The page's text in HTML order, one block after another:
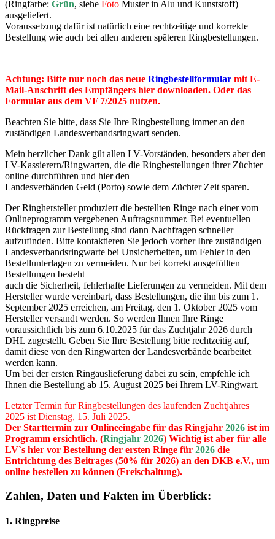
(Ringfarbe: Grün, siehe Foto Muster in Alu und Kunststoff)
ausgeliefert.
Voraussetzung dafür ist natürlich eine rechtzeitige und korrekte
Bestellung wie auch bei allen anderen späteren Ringbestellungen.
Achtung: Bitte nur noch das neue Ringbestellformular mit E-
Mail-Anschrift des Empfängers hier downloaden. Oder das
Formular aus dem VF 7/2025 nutzen.
Beachten Sie bitte, dass Sie Ihre Ringbestellung immer an den
zuständigen Landesverbandsringwart senden.
Mein herzlicher Dank gilt allen LV-Vorständen, besonders aber den
LV-Kassierern/Ringwarten, die die Ringbestellungen ihrer Züchter
online durchführen und hier den
Landesverbänden Geld (Porto) sowie dem Züchter Zeit sparen.
Der Ringhersteller produziert die bestellten Ringe nach einer vom
Onlineprogramm vergebenen Auftragsnummer. Bei eventuellen
Rückfragen zur Bestellung sind dann Nachfragen schneller
aufzufinden. Bitte kontaktieren Sie jedoch vorher Ihre zuständigen
Landesverbandsringwarte bei Unsicherheiten, um Fehler in den
Bestellunterlagen zu vermeiden. Nur bei korrekt ausgefüllten
Bestellungen besteht
auch die Sicherheit, fehlerhafte Lieferungen zu vermeiden. Mit dem
Hersteller wurde vereinbart, dass Bestellungen, die ihn bis zum 1.
September 2025 erreichen, am Freitag, den 1. Oktober 2025 vom
Hersteller versandt werden. So werden Ihnen Ihre Ringe
voraussichtlich bis zum 6.10.2025 für das Zuchtjahr 2026 durch
DHL zugestellt. Geben Sie Ihre Bestellung bitte rechtzeitig auf,
damit diese von den Ringwarten der Landesverbände bearbeitet
werden kann.
Um bei der ersten Ringauslieferung dabei zu sein, empfehle ich
Ihnen die Bestellung ab 15. August 2025 bei Ihrem LV-Ringwart.
Letzter Termin für Ringbestellungen des laufenden Zuchtjahres
2025 ist Dienstag, 15. Juli 2025.
Der Starttermin zur Onlineeingabe für das Ringjahr 2026 ist im
Programm ersichtlich. (Ringjahr 2026) Wichtig ist aber für alle
LV`s hier vor Bestellung der ersten Ringe für 2026 die
Entrichtung des Beitrages (50% für 2026) an den DKB e.V., um
online bestellen zu können (Freischaltung).
Zahlen, Daten und Fakten im Überblick:
1. Ringpreise